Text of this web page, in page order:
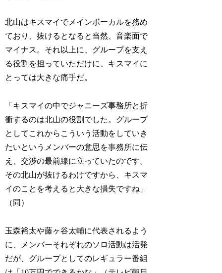
北山はキスマイでメインボーカルを務め
ており、抜けるとなると当然、音楽面で
マイナス。それ以上に、グループを支え
る役割を担っていただけに、キスマイに
とっては大きな痛手だ。
「キスマイの中でジャニーズ事務所と折
衝するのは北山の役割でした。グループ
としてこれからこういう活動をしていき
たいというメンバーの意思を事務所に伝
え、交渉の最前線に立っていたのです。
その北山が抜けるわけですから、キスマ
イのことを考えると大きな損失ですね」
（同）
玉森裕太や藤ヶ谷太輔に代表されるよう
に、メンバーそれぞれのソロ活動は活発
だが、グループとしてのレギュラー番組